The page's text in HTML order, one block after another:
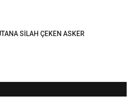
SİLAH ÇEKEN ASKER